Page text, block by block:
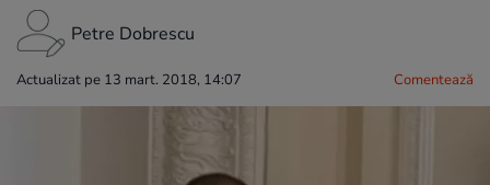
Petre Dobrescu
Actualizat pe 13 mart. 2018, 14:07 Comentează